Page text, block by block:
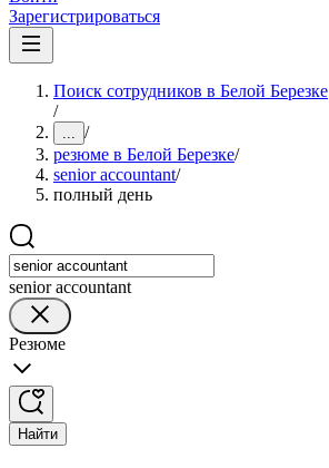
Зарегистрироваться
Поиск сотрудников в Белой Березке
/
... /
резюме в Белой Березке/
senior accountant/
полный день
senior accountant
Резюме
Найти